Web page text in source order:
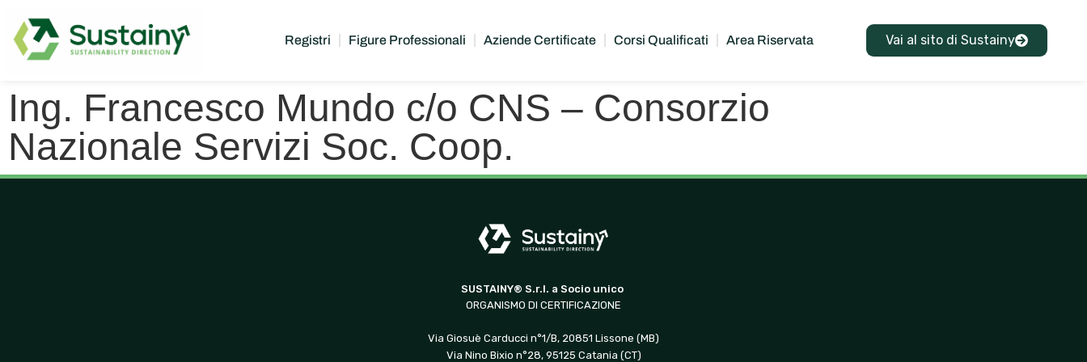
Registri Figure Professionali Aziende Certificate Corsi Qualificati Area Riservata Vai al sito di Sustainy
Ing. Francesco Mundo c/o CNS – Consorzio
Nazionale Servizi Soc. Coop.
SUSTAINY® S.r.l. a Socio unico
ORGANISMO DI CERTIFICAZIONE
Via Giosuè Carducci n°1/B, 20851 Lissone (MB)
Via Nino Bixio n°28, 95125 Catania (CT)